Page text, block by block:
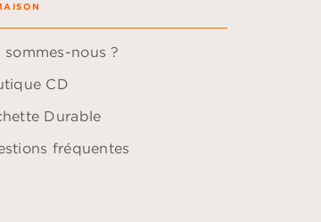
sommes-nous ?
CD
Durable
fréquentes